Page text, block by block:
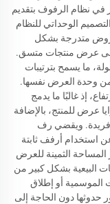
نظام الرفوف بتقديم
الوحداتي للنظام
عروض متدرجة بشكل
عرض منتجات متسق.
ما يسمح بترتيبات
وحدة العرض نفسها.
إذ غالبًا ما يدمج
عرض للمنتج، بالإضافة
ويقضي رف
استخدام أرفف ثابتة
الثمينة للعرض
البيعية بشكل كبير من
الموسمية أو إطلاق
حدوثها دون الحاجة إلى